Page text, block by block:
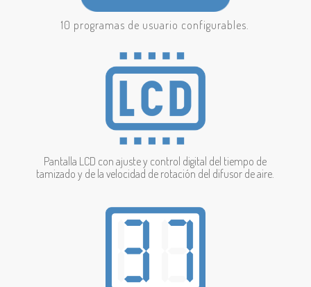
10 programas de usuario configurables.
Pantalla LCD con ajuste y control digital del tiempo de
tamizado y de la velocidad de rotación del difusor de aire.